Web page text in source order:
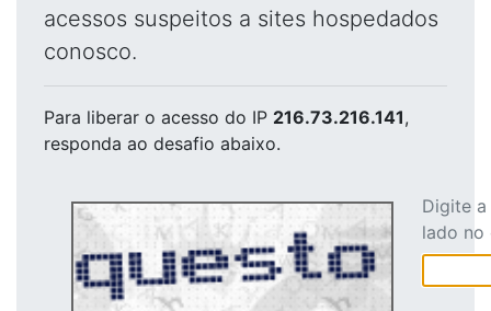
acessos suspeitos a sites hospedados
conosco.
Para liberar o acesso do IP 216.73.216.141,
responda ao desafio abaixo.
Digite
lado no